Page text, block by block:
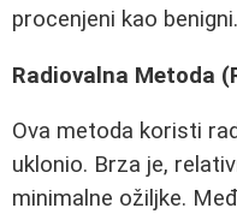
procenjeni kao benigni.
Radiovalna Metoda
Ova metoda koristi
uklonio. Brza je,
minimalne ožiljke.